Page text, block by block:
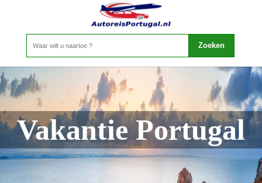
Vakantie Portugal